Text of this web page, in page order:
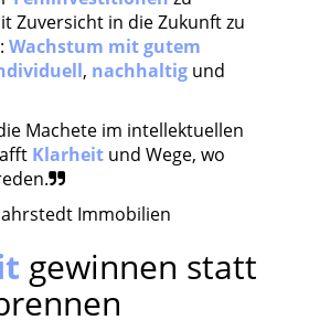
Zuversicht in die Zukunft zu
Wachstum mit gutem
, nachhaltig und
Machete im intellektuellen
Klarheit und Wege, wo
Immobilien
gewinnen statt